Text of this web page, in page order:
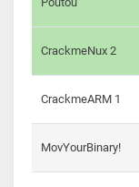
CrackmeNux 2
CrackmeARM 1
MovYourBinary!